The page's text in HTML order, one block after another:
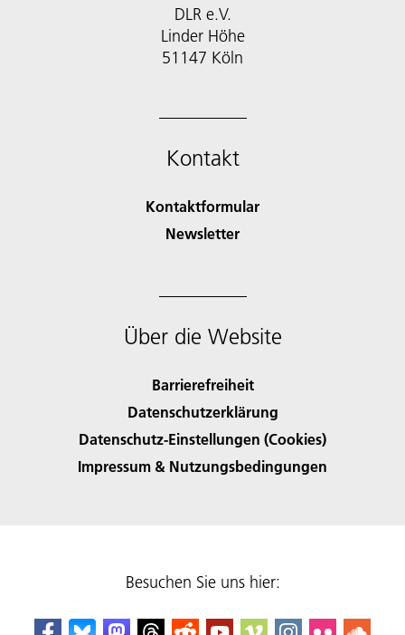
DLR e.V.
Linder Höhe
51147 Köln
Kontakt
Kontaktformular
Newsletter
Über die Website
Barrierefreiheit
Datenschutzerklärung
Datenschutz-Einstellungen (Cookies)
Impressum & Nutzungsbedingungen
Besuchen Sie uns hier: